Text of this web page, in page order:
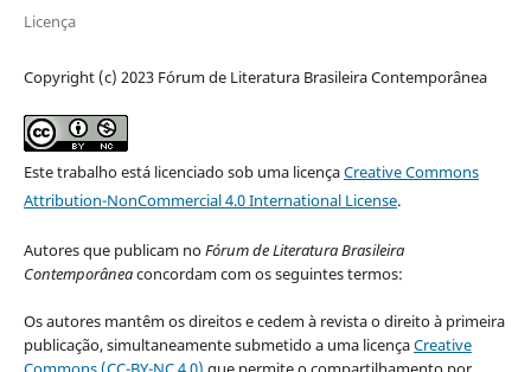
Licença
Copyright (c) 2023 Fórum de Literatura Brasileira Contemporânea
Este trabalho está licenciado sob uma licençaCreative Commons
Attribution-NonCommercial 4.0 International License.
Autores que publicam noFórum de Literatura Brasileira
Contemporâneaconcordam com os seguintes termos:
Os autores mantêm os direitos e cedem à revista o direito à primeira
publicação, simultaneamente submetido a uma licençaCreative